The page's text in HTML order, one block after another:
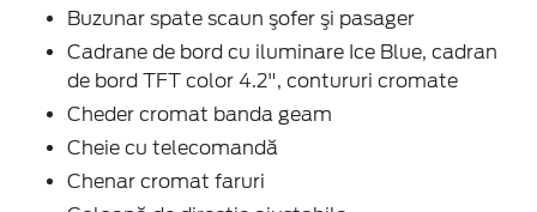
Buzunar spate scaun şofer şi pasager
Cadrane de bord cu iluminare Ice Blue, cadran
de bord TFT color 4.2", contururi cromate
Cheder cromat banda geam
Cheie cu telecomandă
Chenar cromat faruri